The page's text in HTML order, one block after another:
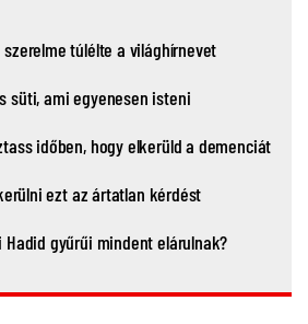
túlélte a világhírnevet
süti, ami egyenesen isteni
időben, hogy elkerüld a demenciát
ezt az ártatlan kérdést
Hadid gyűrűi mindent elárulnak?